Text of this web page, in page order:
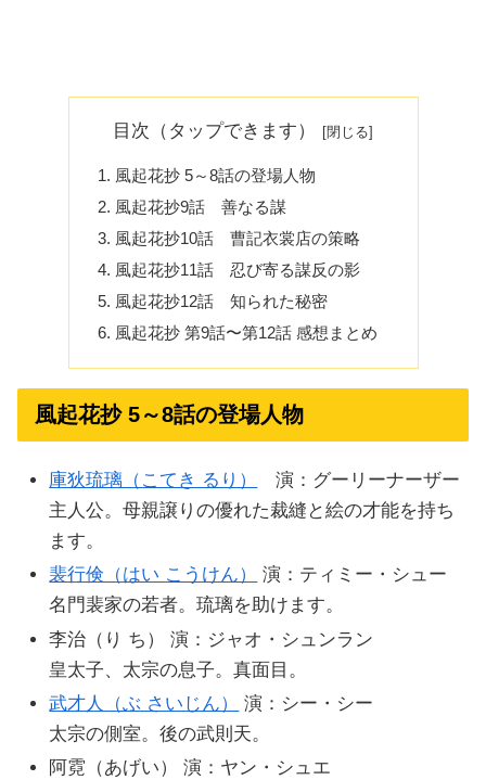
目次（タップできます）
風起花抄 5～8話の登場人物
風起花抄9話 善なる謀
風起花抄10話 曹記衣裳店の策略
風起花抄11話 忍び寄る謀反の影
風起花抄12話 知られた秘密
風起花抄 第9話〜第12話 感想まとめ
風起花抄 5～8話の登場人物
庫狄琉璃（こてき るり）
演：グーリーナーザー
主人公。母親譲りの優れた裁縫と絵の才能を持ち
ます。
裴行倹（はい こうけん）
演：ティミー・シュー
名門裴家の若者。琉璃を助けます。
李治（り ち） 演：ジャオ・シュンラン
皇太子、太宗の息子。真面目。
武才人（ぶ さいじん）
演：シー・シー
太宗の側室。後の武則天。
阿霓（あげい） 演：ヤン・シュエ